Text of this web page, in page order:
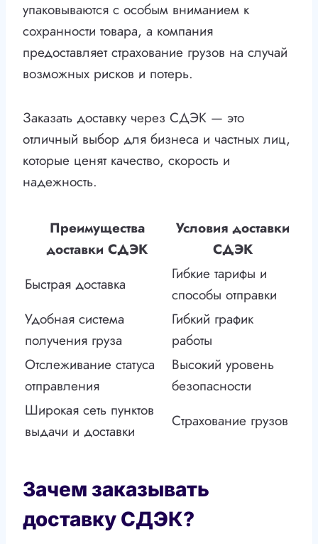
упаковываются с особым вниманием к
сохранности товара, а компания
предоставляет страхование грузов на случай
возможных рисков и потерь.
Заказать доставку через СДЭК — это
отличный выбор для бизнеса и частных лиц,
которые ценят качество, скорость и
надежность.
Преимущества
доставки СДЭК
Условия доставки
СДЭК
Быстрая доставка
Гибкие тарифы и
способы отправки
Удобная система
получения груза
Гибкий график
работы
Отслеживание статуса
отправления
Высокий уровень
безопасности
Широкая сеть пунктов
выдачи и доставки
Страхование грузов
Зачем заказывать
доставку СДЭК?